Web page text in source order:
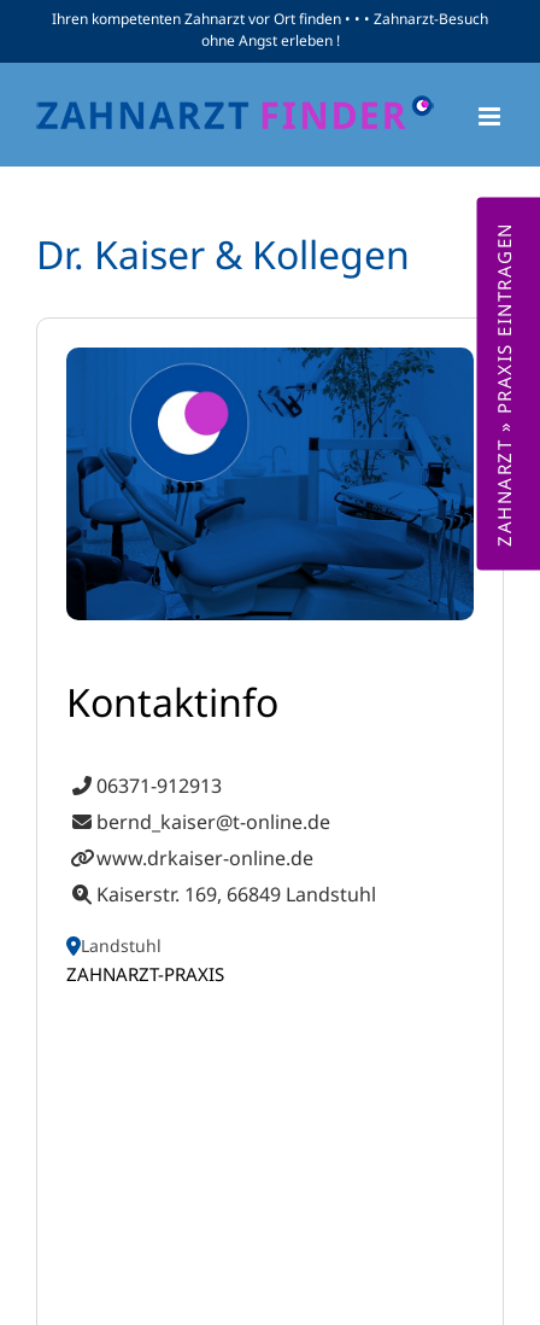
Inhalt
springen
Ihren kompetenten Zahnarzt vor Ort finden • • • Zahnarzt-Besuch
ohne Angst erleben !
Dr. Kaiser & Kollegen
Kontaktinfo
06371-912913
bernd_kaiser@t-online.de
www.drkaiser-online.de
Kaiserstr. 169, 66849 Landstuhl
Landstuhl
ZAHNARZT-PRAXIS
ZAHNARZT » PRAXIS EINTRAGEN